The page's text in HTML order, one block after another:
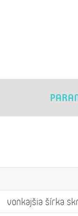
vonkajšia šírka